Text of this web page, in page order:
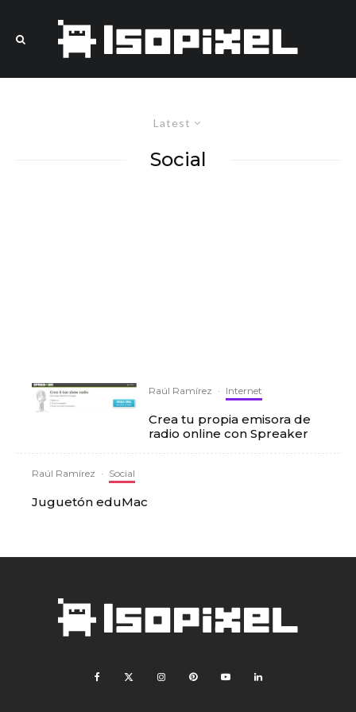
Latest
Social
Raúl Ramírez · Internet
Crea tu propia emisora de
radio online con Spreaker
Raúl Ramírez · Social
Juguetón eduMac